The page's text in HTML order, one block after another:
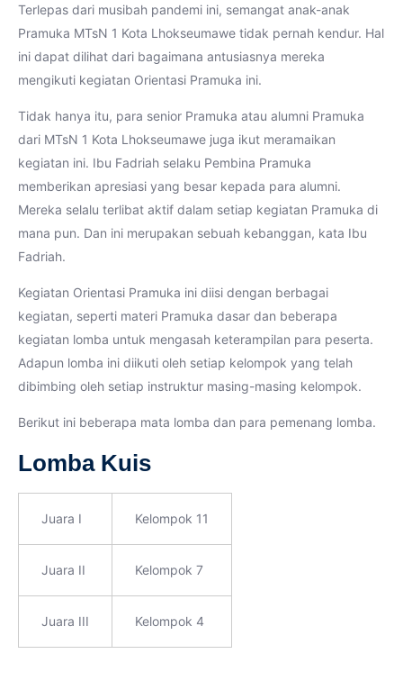
Terlepas dari musibah pandemi ini, semangat anak-anak
Pramuka MTsN 1 Kota Lhokseumawe tidak pernah kendur. Hal
ini dapat dilihat dari bagaimana antusiasnya mereka
mengikuti kegiatan Orientasi Pramuka ini.
Tidak hanya itu, para senior Pramuka atau alumni Pramuka
dari MTsN 1 Kota Lhokseumawe juga ikut meramaikan
kegiatan ini. Ibu Fadriah selaku Pembina Pramuka
memberikan apresiasi yang besar kepada para alumni.
Mereka selalu terlibat aktif dalam setiap kegiatan Pramuka di
mana pun. Dan ini merupakan sebuah kebanggan, kata Ibu
Fadriah.
Kegiatan Orientasi Pramuka ini diisi dengan berbagai
kegiatan, seperti materi Pramuka dasar dan beberapa
kegiatan lomba untuk mengasah keterampilan para peserta.
Adapun lomba ini diikuti oleh setiap kelompok yang telah
dibimbing oleh setiap instruktur masing-masing kelompok.
Berikut ini beberapa mata lomba dan para pemenang lomba.
Lomba Kuis
Juara I Kelompok 11
Juara II Kelompok 7
Juara III Kelompok 4